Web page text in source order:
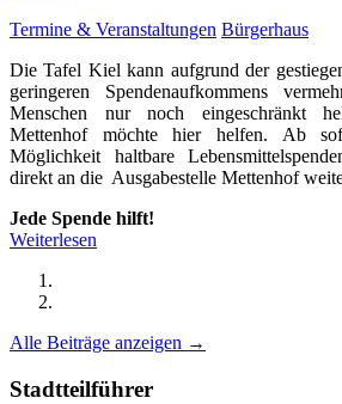
Termine & Veranstaltungen Bürgerhaus
Die Tafel Kiel kann aufgrund der
geringeren Spendenaufkommens
Menschen nur noch eingeschränkt
Mettenhof möchte hier helfen. Ab
Möglichkeit haltbare
direkt an die Ausgabestelle Mettenhof
Jede Spende hilft!
Weiterlesen
Alle Beiträge anzeigen →
Stadtteilführer